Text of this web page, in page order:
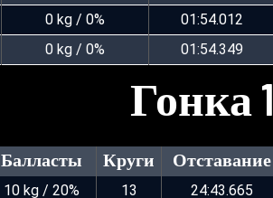
0 kg / 0% 01:54.012
0 kg / 0% 01:54.349
Гонка 1
Балласты Круги Отставание
10 kg / 20% 13 24:43.665